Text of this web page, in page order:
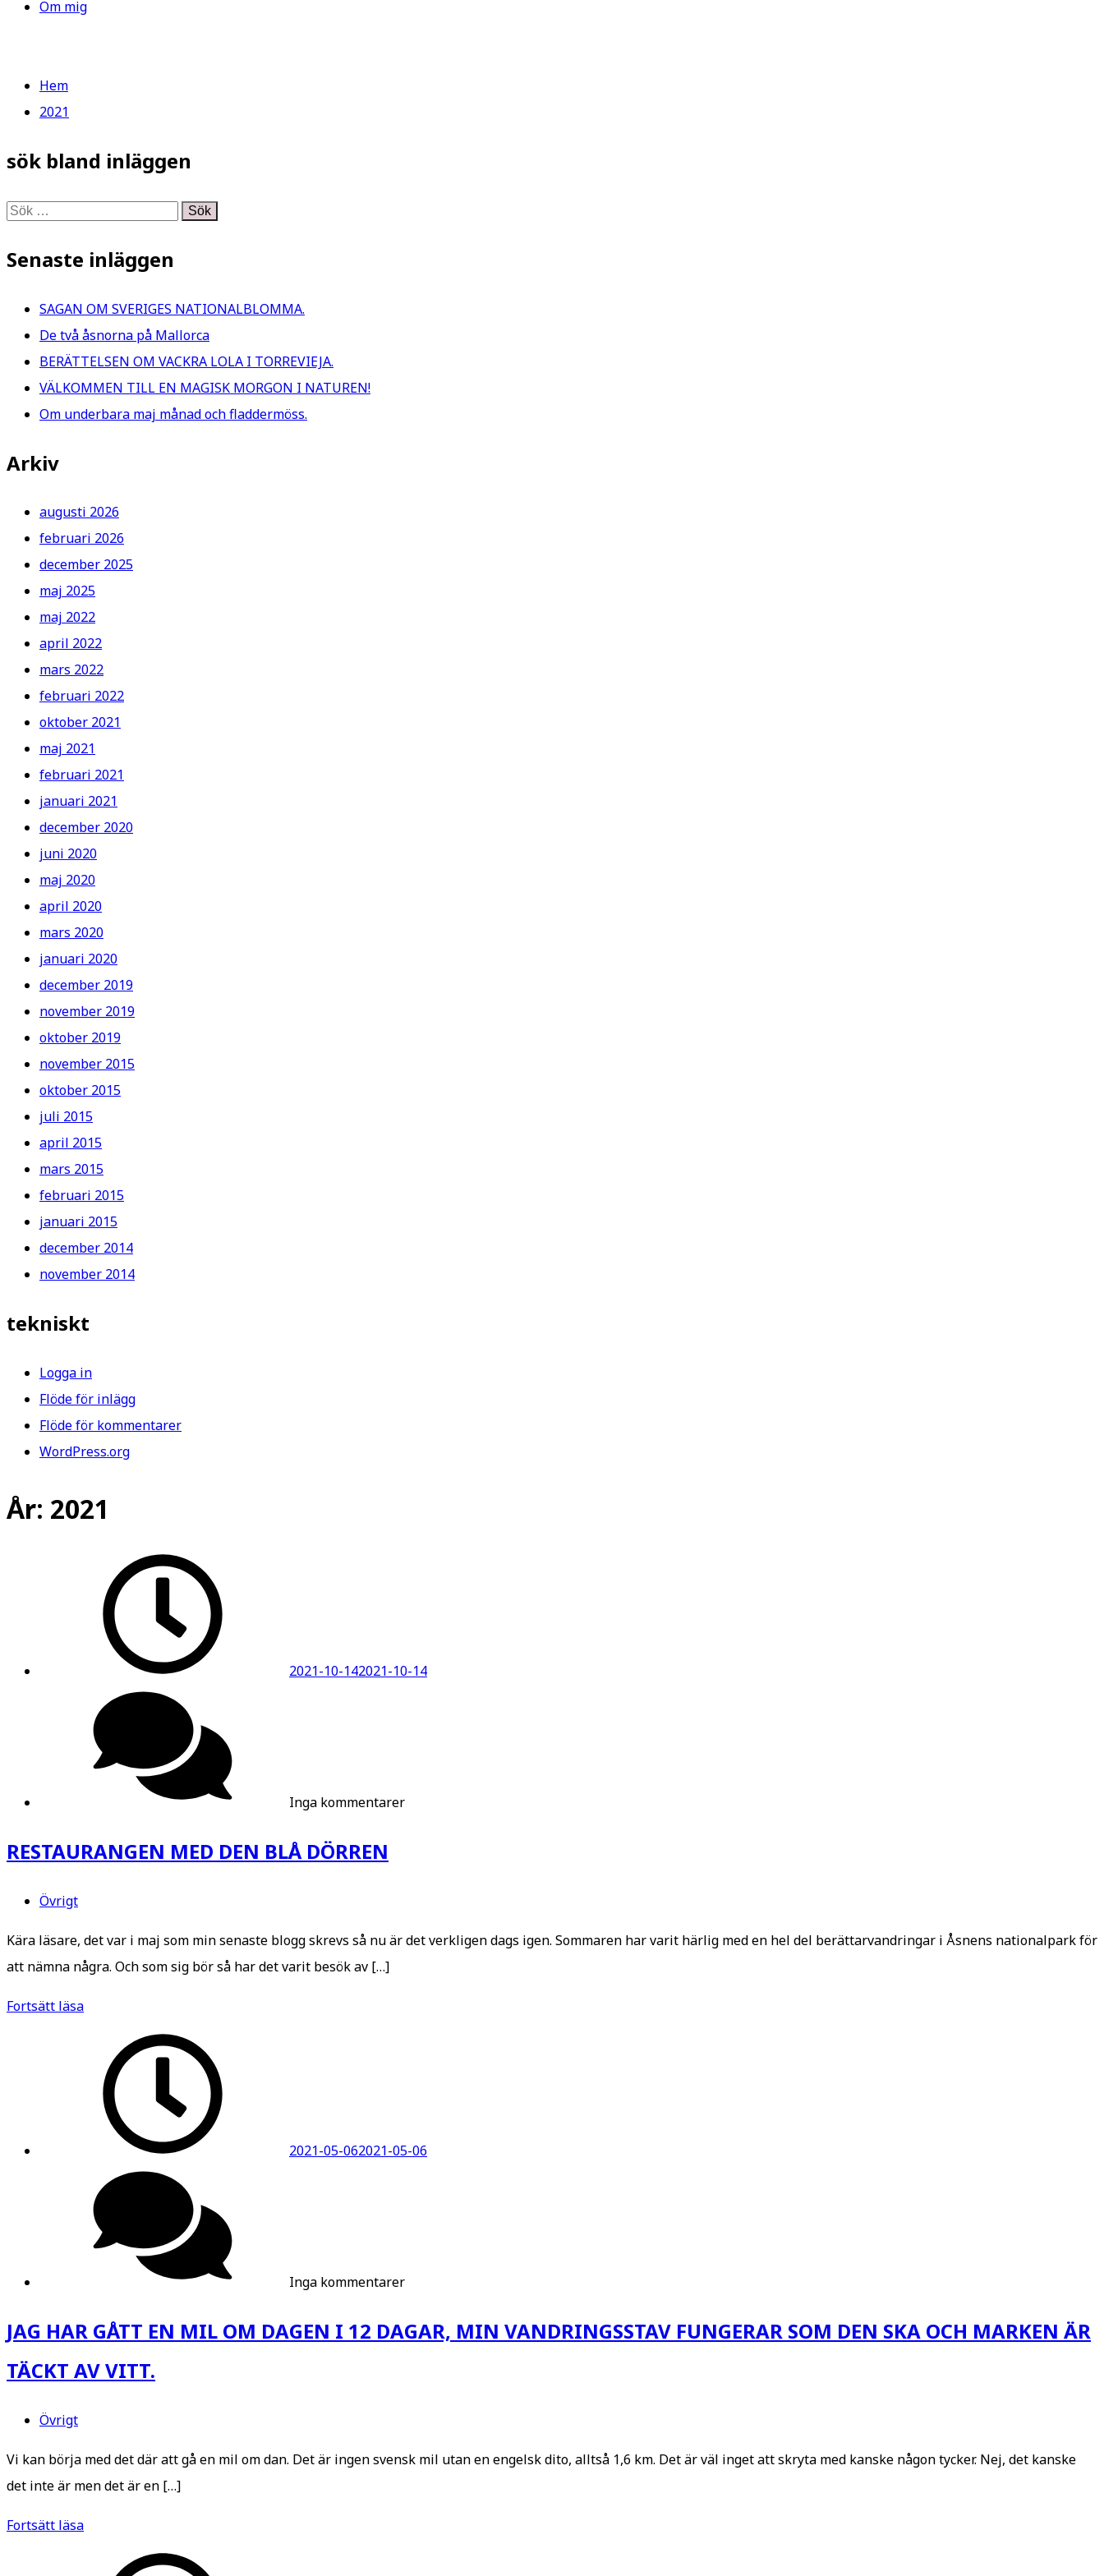
Om mig
Hem
2021
sök bland inläggen
Sök
Senaste inläggen
SAGAN OM SVERIGES NATIONALBLOMMA.
De två åsnorna på Mallorca
BERÄTTELSEN OM VACKRA LOLA I TORREVIEJA.
VÄLKOMMEN TILL EN MAGISK MORGON I NATUREN!
Om underbara maj månad och fladdermöss.
Arkiv
augusti 2026
februari 2026
december 2025
maj 2025
maj 2022
april 2022
mars 2022
februari 2022
oktober 2021
maj 2021
februari 2021
januari 2021
december 2020
juni 2020
maj 2020
april 2020
mars 2020
januari 2020
december 2019
november 2019
oktober 2019
november 2015
oktober 2015
juli 2015
april 2015
mars 2015
februari 2015
januari 2015
december 2014
november 2014
tekniskt
Logga in
Flöde för inlägg
Flöde för kommentarer
WordPress.org
År: 2021
2021-10-142021-10-14
Inga kommentarer
RESTAURANGEN MED DEN BLÅ DÖRREN
Övrigt
Kära läsare, det var i maj som min senaste blogg skrevs så nu är det verkligen dags igen. Sommaren har varit härlig med en hel del berättarvandringar i Åsnens nationalpark för
att nämna några. Och som sig bör så har det varit besök av […]
Fortsätt läsaRESTAURANGEN
BLÅ
DÖRREN
2021-05-062021-05-06
Inga kommentarer
JAG HAR GÅTT EN MIL OM DAGEN I 12 DAGAR, MIN VANDRINGSSTAV FUNGERAR SOM DEN SKA OCH MARKEN ÄR
TÄCKT AV VITT.
Övrigt
Vi kan börja med det där att gå en mil om dan. Det är ingen svensk mil utan en engelsk dito, alltså 1,6 km. Det är väl inget att skryta med kanske någon tycker. Nej, det kanske
det inte är men det är en […]
Fortsätt läsaJAG